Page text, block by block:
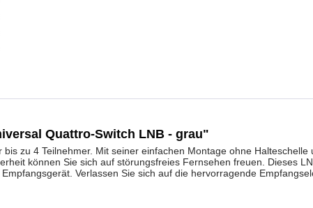
Quattro-Switch LNB - grau"
zu 4 Teilnehmer. Mit seiner einfachen Montage ohne Halteschelle
können Sie sich auf störungsfreies Fernsehen freuen. Dieses
Verlassen Sie sich auf die hervorragende